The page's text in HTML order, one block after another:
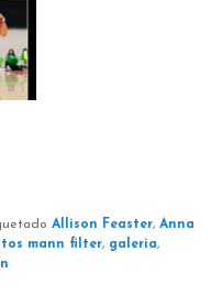
Allison Feaster,Anna
mann filter, galeria,